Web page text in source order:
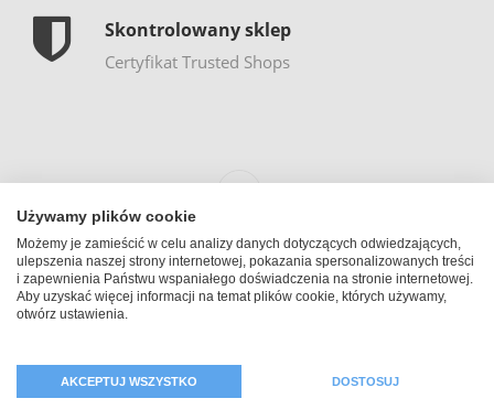
Skontrolowany sklep
Certyfikat Trusted Shops
Personalizowane artykuły do
grilla: Prezenty dla
Używamy plików cookie
Możemy je zamieścić w celu analizy danych dotyczących odwiedzających,
ulepszenia naszej strony internetowej, pokazania spersonalizowanych treści
i zapewnienia Państwu wspaniałego doświadczenia na stronie internetowej.
Aby uzyskać więcej informacji na temat plików cookie, których używamy,
otwórz ustawienia.
AKCEPTUJ WSZYSTKO DOSTOSUJ